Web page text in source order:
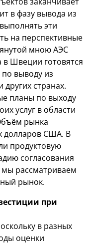
в фазу вывода из
эти
на перспективные
мною АЭС
в Швеции готовятся
выводу из
странах.
планы по выходу
услуг в области
рынка
долларов США. В
продуктовую
согласования
мы рассматриваем
рынок.
при
в разных
оценки